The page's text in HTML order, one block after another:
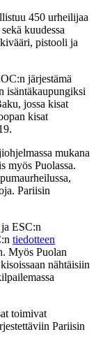
450 urheilijaa
kuudessa
pistooli ja
järjestämä
isäntäkaupungiksi
jossa kisat
kisat
mukana
myös Puolassa.
Pariisin
ESC:n
tiedotteen
Myös Puolan
nähtäisiin
toimivat
Pariisin